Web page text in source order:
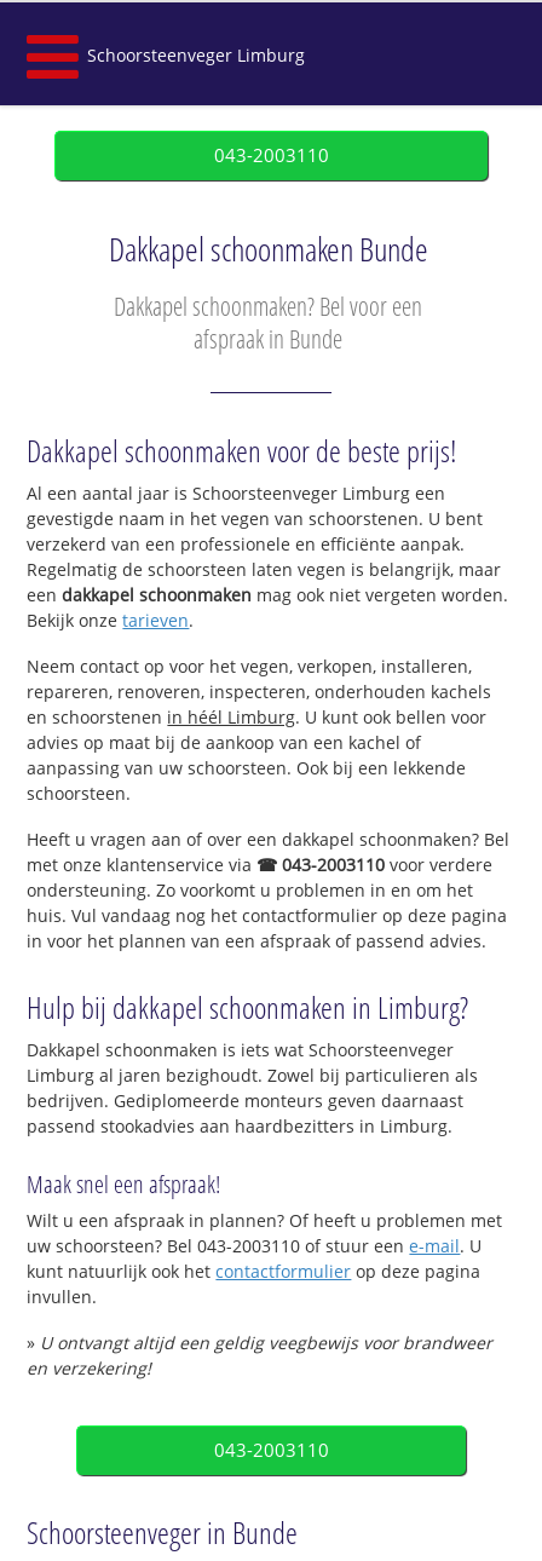
Schoorsteenveger Limburg
043-2003110
Dakkapel schoonmaken Bunde
Dakkapel schoonmaken? Bel voor een
afspraak in Bunde
Dakkapel schoonmaken voor de beste prijs!
Al een aantal jaar is Schoorsteenveger Limburg een
gevestigde naam in het vegen van schoorstenen. U bent
verzekerd van een professionele en efficiënte aanpak.
Regelmatig de schoorsteen laten vegen is belangrijk, maar
eendakkapel schoonmaken mag ook niet vergeten worden.
Bekijk onzetarieven.
Neem contact op voor het vegen, verkopen, installeren,
repareren, renoveren, inspecteren, onderhouden kachels
en schoorstenen in héél Limburg. U kunt ook bellen voor
advies op maat bij de aankoop van een kachel of
aanpassing van uw schoorsteen. Ook bij een lekkende
schoorsteen.
Heeft u vragen aan of over een dakkapel schoonmaken? Bel
met onze klantenservice via ☎ 043-2003110 voor verdere
ondersteuning. Zo voorkomt u problemen in en om het
huis. Vul vandaag nog het contactformulier op deze pagina
in voor het plannen van een afspraak of passend advies.
Hulp bij dakkapel schoonmaken in Limburg?
Dakkapel schoonmaken is iets wat Schoorsteenveger
Limburg al jaren bezighoudt. Zowel bij particulieren als
bedrijven. Gediplomeerde monteurs geven daarnaast
passend stookadvies aan haardbezitters in Limburg.
Maak snel een afspraak!
Wilt u een afspraak in plannen? Of heeft u problemen met
uw schoorsteen? Bel 043-2003110 of stuur eene-mail. U
kunt natuurlijk ook hetcontactformulier op deze pagina
invullen.
» U ontvangt altijd een geldig veegbewijs voor brandweer
en verzekering!
043-2003110
Schoorsteenveger in Bunde